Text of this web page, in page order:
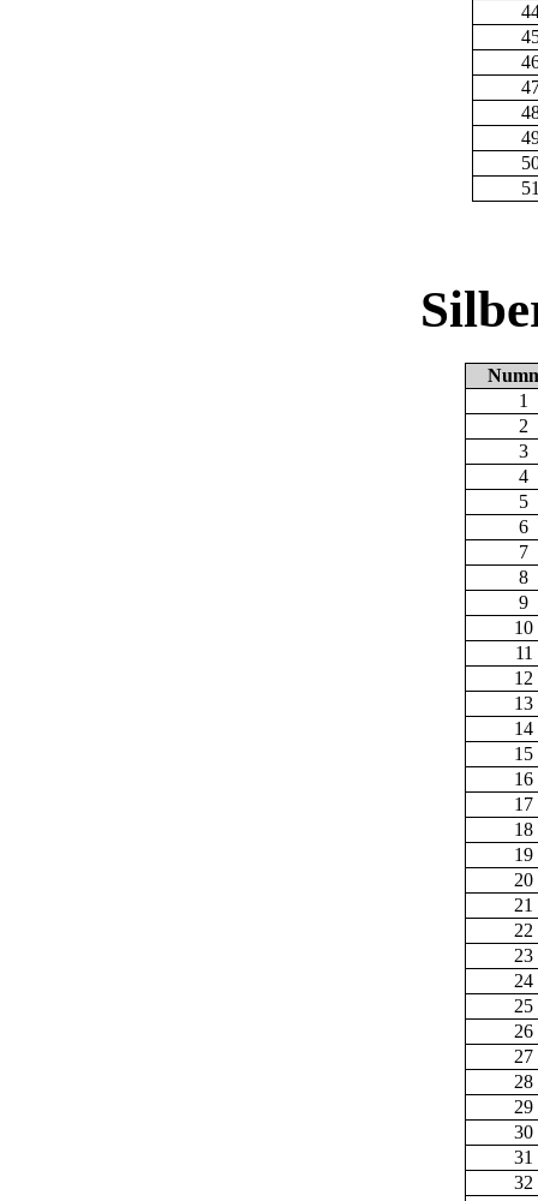
1
2
3
4
5
6
7
8
9
10
11
12
13
14
15
16
17
18
19
20
21
22
23
24
25
26
27
28
29
30
31
32